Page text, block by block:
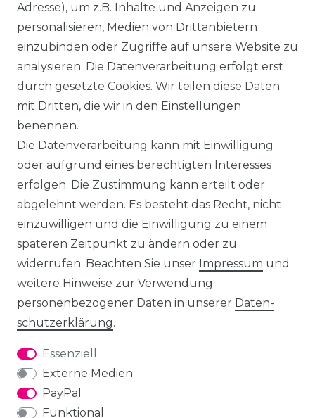
Adresse), um z.B. Inhalte und Anzeigen zu
personalisieren, Medien von Drittanbietern
einzubinden oder Zugriffe auf unsere Website zu
analysieren. Die Datenverarbeitung erfolgt erst
durch gesetzte Cookies. Wir teilen diese Daten
mit Dritten, die wir in den Einstellungen
benennen.
Die Datenverarbeitung kann mit Einwilligung
oder aufgrund eines berechtigten Interesses
erfolgen. Die Zustimmung kann erteilt oder
abgelehnt werden. Es besteht das Recht, nicht
einzuwilligen und die Einwilligung zu einem
späteren Zeitpunkt zu ändern oder zu
widerrufen. Beachten Sie unser Impressum und
weitere Hinweise zur Verwendung
personenbezogener Daten in unserer Daten­
schutz­erklärung.
Essenziell
Externe Medien
PayPal
Funktional